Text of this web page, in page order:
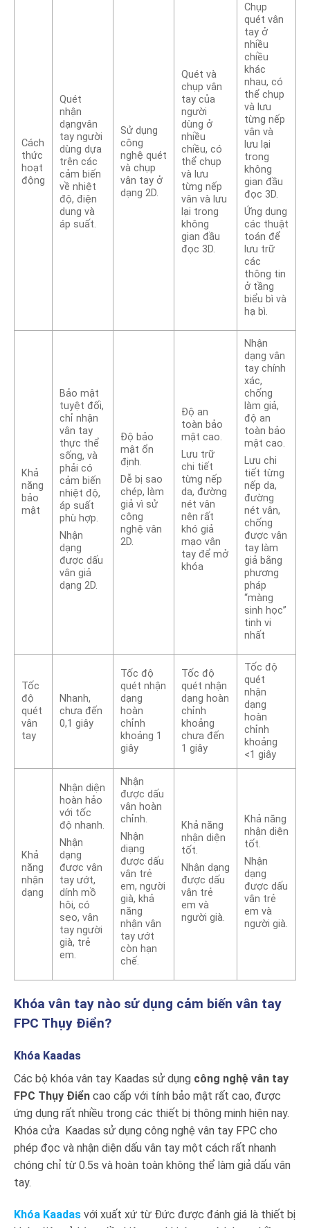
Cách
thức
hoạt
động
Quét
nhận
dạngvân
tay người
dùng dựa
trên các
cảm biến
về nhiệt
độ, điện
dung và
áp suất.
Sử dụng
công
nghệ quét
và chụp
vân tay ở
dạng 2D.
Quét và
chụp vân
tay của
người
dùng ở
nhiều
chiều, có
thể chụp
và lưu
từng nếp
vân và lưu
lại trong
không
gian đầu
đọc 3D.
Chụp
quét vân
tay ở
nhiều
chiều
khác
nhau, có
thể chụp
và lưu
từng nếp
vân và
lưu lại
trong
không
gian đầu
đọc 3D.
Ứng dụng
các thuật
toán để
lưu trữ
các
thông tin
ở tầng
biểu bì và
hạ bì.
Khả
năng
bảo
mật
Bảo mật
tuyệt đối,
chỉ nhận
vân tay
thực thể
sống, và
phải có
cảm biến
nhiệt độ,
áp suất
phù hợp.
Nhận
dạng
được dấu
vân giả
dạng 2D.
Độ bảo
mật ổn
định.
Dễ bị sao
chép, làm
giả vì sử
công
nghệ vân
2D.
Độ an
toàn bảo
mật cao.
Lưu trữ
chi tiết
từng nếp
da, đường
nét vân
nên rất
khó giả
mạo vân
tay để mở
khóa
Nhận
dạng vân
tay chính
xác,
chống
làm giả,
độ an
toàn bảo
mật cao.
Lưu chi
tiết từng
nếp da,
đường
nét vân,
chống
được vân
tay làm
giả bằng
phương
pháp
“màng
sinh học”
tinh vi
nhất
Tốc
độ
quét
vân
tay
Nhanh,
chưa đến
0,1 giây
Tốc độ
quét nhận
dạng
hoàn
chỉnh
khoảng 1
giây
Tốc độ
quét nhận
dạng hoàn
chỉnh
khoảng
chưa đến
1 giây
Tốc độ
quét
nhận
dạng
hoàn
chỉnh
khoảng
<1 giây
Khả
năng
nhận
dạng
Nhận diện
hoàn hảo
với tốc
độ nhanh.
Nhận
dạng
được vân
tay ướt,
dính mồ
hôi, có
sẹo, vân
tay người
già, trẻ
em.
Nhận
được dấu
vân hoàn
chỉnh.
Nhận
diạng
được dấu
vân trẻ
em, người
già, khả
năng
nhận vân
tay ướt
còn hạn
chế.
Khả năng
nhận diện
tốt.
Nhận dạng
được dấu
vân trẻ
em và
người già.
Khả năng
nhận diện
tốt.
Nhận
dạng
được dấu
vân trẻ
em và
người già.
Khóa vân tay nào sử dụng cảm biến vân tay
FPC Thụy Điển?
Khóa Kaadas
Các bộ khóa vân tay Kaadas sử dụng công nghệ vân tay
FPC Thụy Điển cao cấp với tính bảo mật rất cao, được
ứng dụng rất nhiều trong các thiết bị thông minh hiện nay.
Khóa cửa Kaadas sử dụng công nghệ vân tay FPC cho
phép đọc và nhận diện dấu vân tay một cách rất nhanh
chóng chỉ từ 0.5s và hoàn toàn không thể làm giả dấu vân
tay.
Khóa Kaadas với xuất xứ từ Đức được đánh giá là thiết bị